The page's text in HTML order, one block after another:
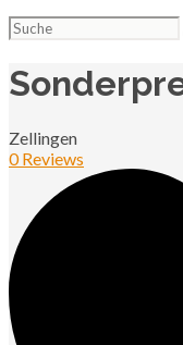
Suchen
nach:
Zellingen
0 Reviews